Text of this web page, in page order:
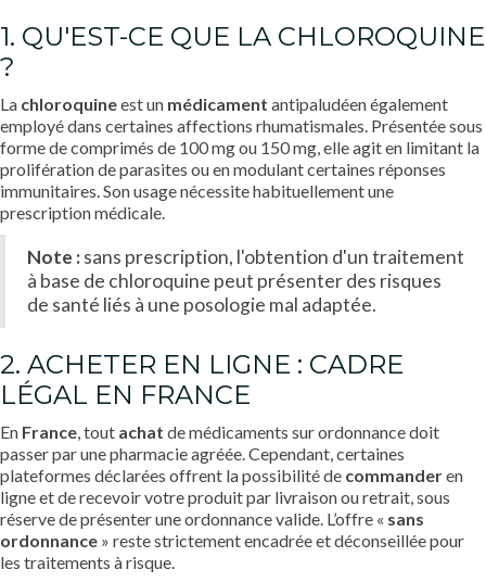
1. QU'EST-CE QUE LA CHLOROQUINE
?
La chloroquineest un médicament antipaludéen également
employé dans certaines affections rhumatismales. Présentée sous
forme de comprimés de 100 mg ou 150 mg, elle agit en limitant la
prolifération de parasites ou en modulant certaines réponses
immunitaires. Son usage nécessite habituellement une
prescription médicale.
Note :sans prescription, l'obtention d'un traitement
à base de chloroquine peut présenter des risques
de santé liés à une posologie mal adaptée.
2. ACHETER EN LIGNE : CADRE
LÉGAL EN FRANCE
En France, tout achat de médicaments sur ordonnance doit
passer par une pharmacie agréée. Cependant, certaines
plateformes déclarées offrent la possibilité de commanderen
ligne et de recevoir votre produit par livraison ou retrait, sous
réserve de présenter une ordonnance valide. L’offre « sans
ordonnance » reste strictement encadrée et déconseillée pour
les traitements à risque.